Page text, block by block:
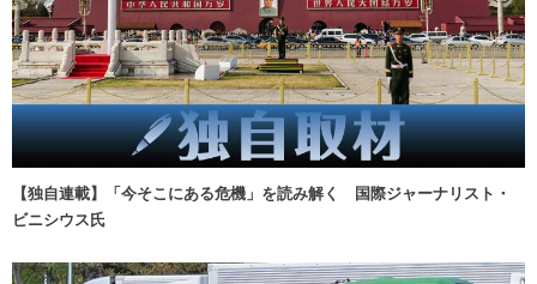
【独自連載】「今そこにある危機」を読み解く 国際ジャーナリスト・
ビニシウス氏